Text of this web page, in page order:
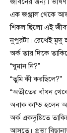
এক জঞ্জাল থেকে
শিকল ছিলো এই
নুপুরটা। রেখেই মৃদু
অর্ক তার দিকে
“ঘুমান নি?”
“তুমি কী করছিলে?”
“অতীতের বাঁধন থেকে
অবাক কান্ড হলেন
অর্ক একদৃষ্টিতে
আসতে। প্রভা